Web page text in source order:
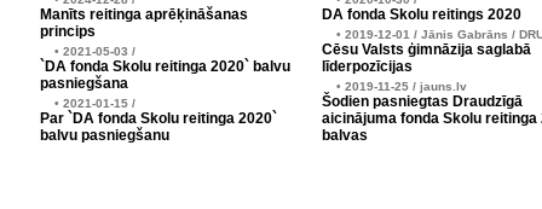
Manīts reitinga aprēķināšanas
princips
• 2021-05-03 /
`DA fonda Skolu reitinga 2020` balvu
pasniegšana
• 2021-01-15 /
Par `DA fonda Skolu reitinga 2020`
balvu pasniegšanu
DA fonda Skolu reitings 2020
• 2019-12-01 / Jānis Gabrāns /
Cēsu Valsts ģimnāzija saglabā
līderpozīcijas
• 2019-11-25 / jauns.lv
Šodien pasniegtas Draudzīgā
aicinājuma fonda Skolu reitinga
balvas